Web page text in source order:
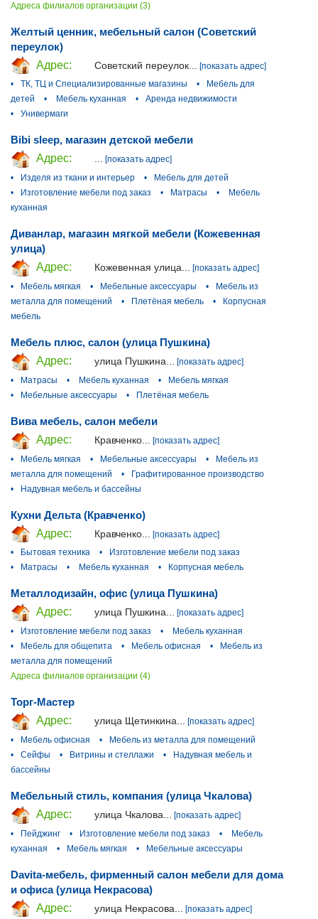
Адреса филиалов организации (3)
Желтый ценник, мебельный салон (Советский
переулок)
Адрес:
Советский переулок...
[показать адрес]
•
ТК, ТЦ и Специализированные магазины •
Мебель для
детей
• Мебель куханная •
Аренда недвижимости
•
Универмаги
Bibi sleep, магазин детской мебели
Адрес:
... [показать адрес]
•
Изделя из ткани и интерьер •
Мебель для детей
•
Изготовление мебели под заказ • Матрасы •
Мебель
куханная
Диванлар, магазин мягкой мебели (Кожевенная
улица)
Адрес:
Кожевенная улица... [показать адрес]
•
Мебель мягкая • Мебельные аксессуары •
Мебель из
металла для помещений
• Плетёная мебель •
Корпусная
мебель
Мебель плюс, салон (улица Пушкина)
Адрес:
улица Пушкина...
[показать адрес]
•
Матрасы • Мебель куханная •
Мебель мягкая
•
Мебельные аксессуары • Плетёная мебель
Вива мебель, салон мебели
Адрес:
Кравченко...
[показать адрес]
•
Мебель мягкая • Мебельные аксессуары •
Мебель из
металла для помещений
•
Графитированное производство
•
Надувная мебель и бассейны
Кухни Дельта (Кравченко)
Адрес:
Кравченко...
[показать адрес]
•
Бытовая техника •
Изготовление мебели под заказ
•
Матрасы • Мебель куханная • Корпусная мебель
Металлодизайн, офис (улица Пушкина)
Адрес:
улица Пушкина... [показать адрес]
•
Изготовление мебели под заказ •
Мебель куханная
•
Мебель для общепита • Мебель офисная •
Мебель из
металла для помещений
Адреса филиалов организации (4)
Торг-Мастер
Адрес:
улица Щетинкина...
[показать адрес]
•
Мебель офисная •
Мебель из металла для помещений
•
Сейфы • Витрины и стеллажи •
Надувная мебель и
бассейны
Мебельный стиль, компания (улица Чкалова)
Адрес:
улица Чкалова...
[показать адрес]
•
Пейджинг • Изготовление мебели под заказ •
Мебель
куханная
• Мебель мягкая • Мебельные аксессуары
Davita-мебель, фирменный салон мебели для дома
и офиса (улица Некрасова)
Адрес:
улица Некрасова...
[показать адрес]